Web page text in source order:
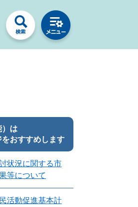
）は
をおすすめします
状況に関する市
等について
活動促進基本計